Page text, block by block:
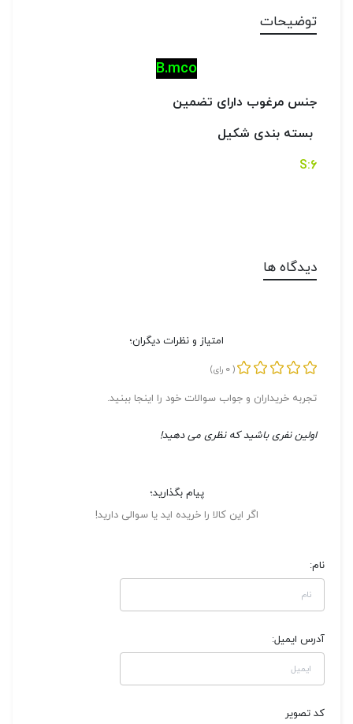
توضیحات
B.mco
جنس مرغوب دارای تضمین
بسته بندی شکیل
6:S
دیدگاه ها
امتیاز و نظرات دیگران؛
(
0 رای)
تجربه خریداران و جواب سوالات خود را اینجا ببنید.
اولین نفری باشید که نظری می دهید!
پیام بگذارید؛
اگر این کالا را خریده اید یا سوالی دارید!
نام:
آدرس ایمیل:
کد تصویر